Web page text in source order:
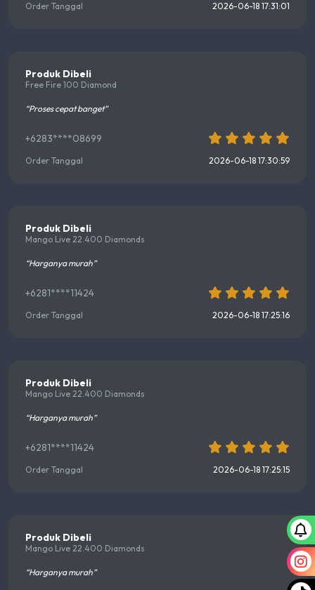
Order Tanggal 2026-06-18 17:31:01
Produk Dibeli
Free Fire 100 Diamond
“Proses cepat banget”
+6283****08699
Order Tanggal 2026-06-18 17:30:59
Produk Dibeli
Mango Live 22.400 Diamonds
“Harganya murah”
+6281****11424
Order Tanggal 2026-06-18 17:25:16
Produk Dibeli
Mango Live 22.400 Diamonds
“Harganya murah”
+6281****11424
Order Tanggal 2026-06-18 17:25:15
Produk Dibeli
Mango Live 22.400 Diamonds
“Harganya murah”